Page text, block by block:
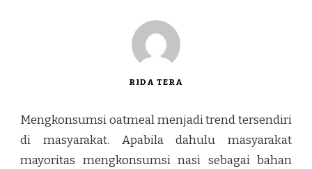
RIDA TERA
Mengkonsumsi oatmeal menjadi trend tersendiri
di masyarakat. Apabila dahulu masyarakat
mayoritas mengkonsumsi nasi sebagai bahan